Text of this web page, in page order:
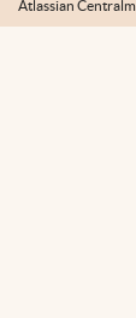
Atlassian Centralm